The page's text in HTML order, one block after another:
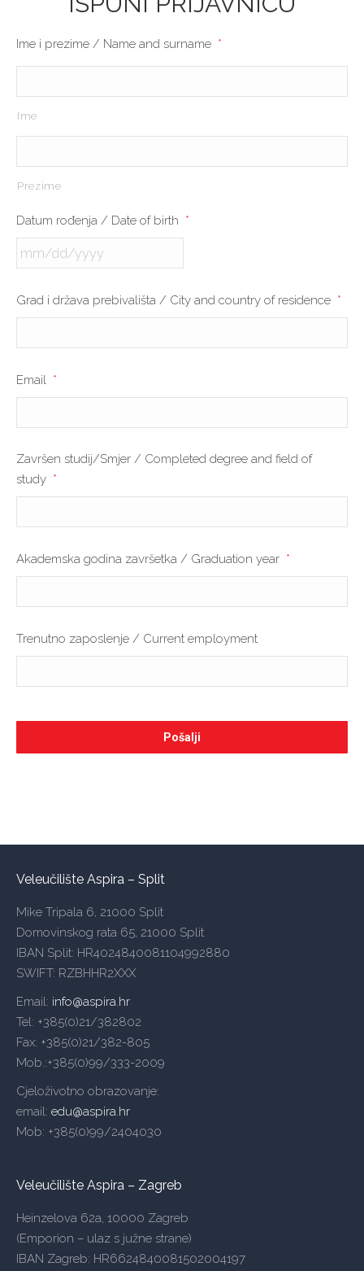
Ime i prezime / Name and surname *
Ime
Prezime
Datum rođenja / Date of birth *
slash
slash
Grad i država prebivališta / City and country of residence *
Email *
Završen studij/Smjer / Completed degree and field of
study *
Akademska godina završetka / Graduation year *
Trenutno zaposlenje / Current employment
Veleučilište Aspira – Split
Mike Tripala 6, 21000 Split
Domovinskog rata 65, 21000 Split
IBAN Split: HR4024840081104992880
SWIFT: RZBHHR2XXX
Email: info@aspira.hr
Tel: +385(0)21/382802
Fax: +385(0)21/382-805
Mob.:+385(0)99/333-2009
Cjeloživotno obrazovanje:
email: edu@aspira.hr
Mob: +385(0)99/2404030
Veleučilište Aspira – Zagreb
Heinzelova 62a, 10000 Zagreb
(Emporion – ulaz s južne strane)
IBAN Zagreb: HR6624840081502004197